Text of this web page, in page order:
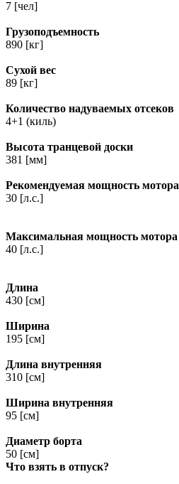
7 [чел]
Грузоподъемность
890 [кг]
Сухой вес
89 [кг]
Количество надуваемых отсеков
4+1 (киль)
Высота транцевой доски
381 [мм]
Рекомендуемая мощность мотора
30 [л.с.]
Максимальная мощность мотора
40 [л.с.]
Длина
430 [см]
Ширина
195 [см]
Длина внутренняя
310 [см]
Ширина внутренняя
95 [см]
Диаметр борта
50 [см]
Что взять в отпуск?